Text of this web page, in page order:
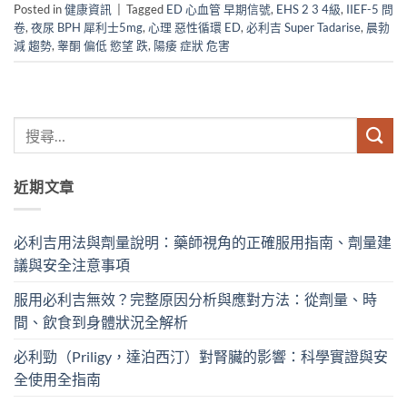
Posted in健康資訊 Tagged ED 心血管 早期信號, EHS 2 3 4級, IIEF-5 問
卷, 夜尿 BPH 犀利士5mg, 心理 惡性循環 ED, 必利吉 Super Tadarise, 晨勃
減 趨勢, 睾酮 偏低 慾望 跌, 陽痿 症狀 危害
近期文章
必利吉用法與劑量說明：藥師視角的正確服用指南、劑量建
議與安全注意事項
服用必利吉無效？完整原因分析與應對方法：從劑量、時
間、飲食到身體狀況全解析
必利勁（Priligy，達泊西汀）對腎臟的影響：科學實證與安
全使用全指南